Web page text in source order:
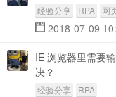
经验分享 RPA 网
2018-07-09
IE 浏览器里需要
决？
经验分享 RPA